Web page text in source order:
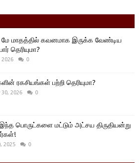
மே மாதத்தில் கவனமாக இருக்க வேண்டிய
தெரியுமா?
2026 0
ரகசியங்கள் பற்றி தெரியுமா?
30, 2026 0
பொருட்களை மட்டும் அட்சய திருதியன்று
2025 0